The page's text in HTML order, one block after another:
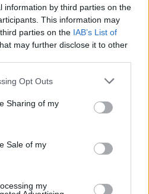
information by third parties on the
This information may
parties on the IAB’s List of
may further disclose it to other
app uses one or more Google
behaviour. You may click to
and its third-party tags to
purposes in below Google
Opt Outs
Sharing of my
Sale of my
my